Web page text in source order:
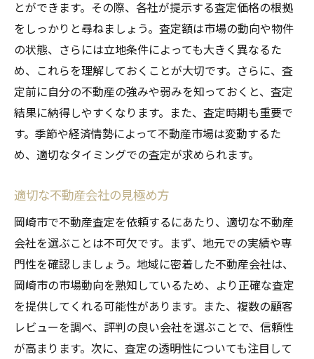
とができます。その際、各社が提示する査定価格の根拠
をしっかりと尋ねましょう。査定額は市場の動向や物件
の状態、さらには立地条件によっても大きく異なるた
め、これらを理解しておくことが大切です。さらに、査
定前に自分の不動産の強みや弱みを知っておくと、査定
結果に納得しやすくなります。また、査定時期も重要で
す。季節や経済情勢によって不動産市場は変動するた
め、適切なタイミングでの査定が求められます。
適切な不動産会社の見極め方
岡崎市で不動産査定を依頼するにあたり、適切な不動産
会社を選ぶことは不可欠です。まず、地元での実績や専
門性を確認しましょう。地域に密着した不動産会社は、
岡崎市の市場動向を熟知しているため、より正確な査定
を提供してくれる可能性があります。また、複数の顧客
レビューを調べ、評判の良い会社を選ぶことで、信頼性
が高まります。次に、査定の透明性についても注目して